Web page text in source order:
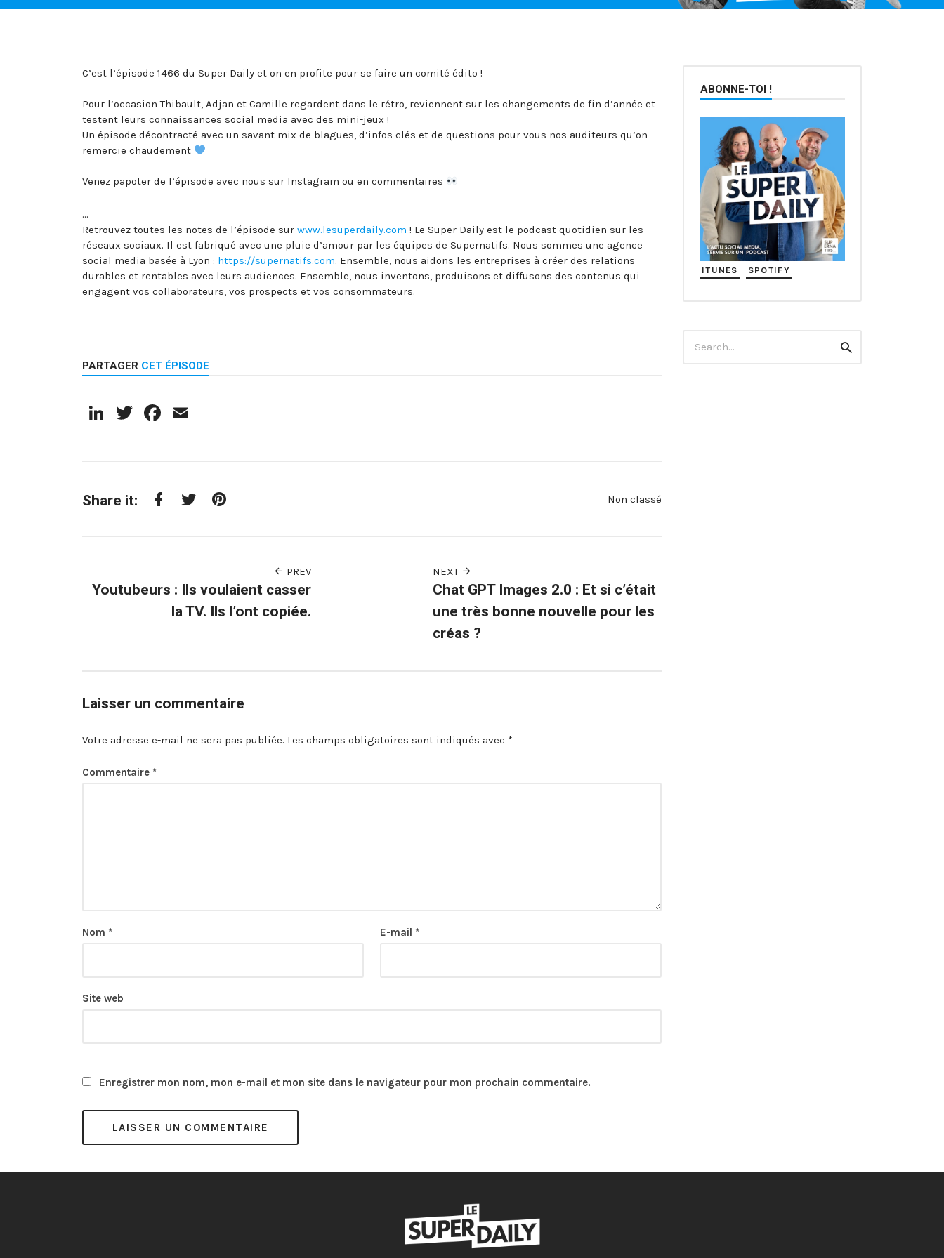
C’est l’épisode 1466 du Super Daily et on en profite pour se faire un comité édito !
Pour l’occasion Thibault, Adjan et Camille regardent dans le rétro, reviennent sur les changements de fin d’année et
testent leurs connaissances social media avec des mini-jeux !
Un épisode décontracté avec un savant mix de blagues, d’infos clés et de questions pour vous nos auditeurs qu’on
remercie chaudement
Venez papoter de l’épisode avec nous sur Instagram ou en commentaires
…
Retrouvez toutes les notes de l’épisode sur www.lesuperdaily.com ! Le Super Daily est le podcast quotidien sur les
réseaux sociaux. Il est fabriqué avec une pluie d’amour par les équipes de Supernatifs. Nous sommes une agence
social media basée à Lyon : https://supernatifs.com. Ensemble, nous aidons les entreprises à créer des relations
durables et rentables avec leurs audiences. Ensemble, nous inventons, produisons et diffusons des contenus qui
engagent vos collaborateurs, vos prospects et vos consommateurs.
PARTAGER CET ÉPISODE
LinkedIn
TwitterFacebook
Share it: Non classé
PREV
Youtubeurs : Ils voulaient casser
la TV. Ils l’ont copiée.
NEXT
Chat GPT Images 2.0 : Et si c’était
une très bonne nouvelle pour les
créas ?
Laisser un commentaire
Votre adresse e-mail ne sera pas publiée. Les champs obligatoires sont indiqués avec *
Commentaire *
Nom * E-mail *
Site web
Enregistrer mon nom, mon e-mail et mon site dans le navigateur pour mon prochain commentaire.
ABONNE-TOI !
ITUNES SPOTIFY
for:
Search